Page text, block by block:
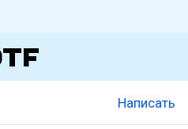
Написать